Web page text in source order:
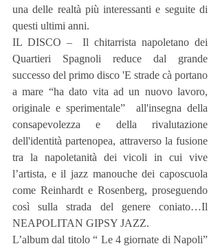
una delle realtà più interessanti e seguite di
questi ultimi anni.
IL DISCO –  Il chitarrista napoletano dei
Quartieri Spagnoli reduce dal grande
successo del primo disco 'E strade cà portano
a mare “ha dato vita ad un nuovo lavoro,
originale e sperimentale”  all'insegna della
consapevolezza e della rivalutazione
dell'identità partenopea, attraverso la fusione
tra la napoletanità dei vicoli in cui vive
l’artista, e il jazz manouche dei caposcuola
come Reinhardt e Rosenberg, proseguendo
così sulla strada del genere coniato…Il
NEAPOLITAN GIPSY JAZZ.
L’album dal titolo “ Le 4 giornate di Napoli”